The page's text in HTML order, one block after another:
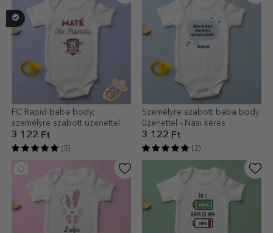
FC Rapid baba body,
személyre szabott üzenettel –
Rapidista már kisgyerekkortól
3 122 Ft
(5)
Személyre szabott baba body
üzenettel - Nasi kérés
3 122 Ft
(2)